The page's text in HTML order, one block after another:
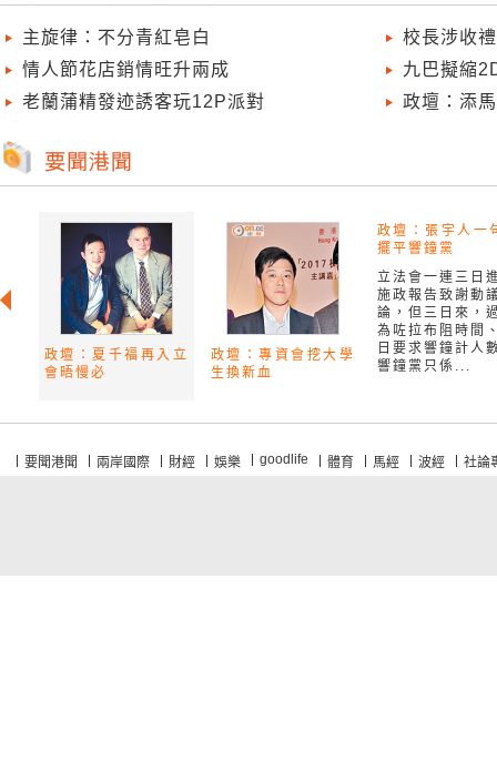
主旋律：不分青紅皂白
情人節花店銷情旺升兩成
老蘭蒲精發迹誘客玩12P派對
校長涉收
九巴擬縮
政壇：添
政壇：夏千福再入立
會晤慢必
政壇：專資會挖大學
生換新血
政壇：張宇人一
擺平響鐘黨
立法會一連三日
施政報告致謝動
論，但三日來，
為咗拉布阻時間
日要求響鐘計人
響鐘黨只係...
要聞港聞 兩岸國際 財經 娛樂 goodlife 體育 馬經 波經 社論